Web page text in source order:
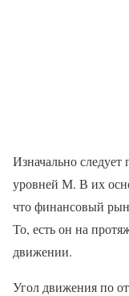
Изначально
уровней М. В их
что финансовый
То, есть он на
движении.
Угол движения по